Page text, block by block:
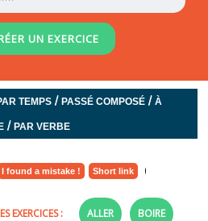
UN EXERCICE
TEMPS /PASSÉ COMPOSÉ /À
/PAR VERBE
I found a mistake ! Short link
EXERCICES : ALLER BOIRE